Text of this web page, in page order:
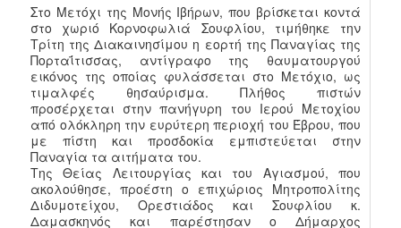
Στο Μετόχι της Μονής Ιβήρων, που βρίσκεται κοντά
στο χωριό Κορνοφωλιά Σουφλίου, τιμήθηκε την
Τρίτη της Διακαινησίμου η εορτή της Παναγίας της
Πορταΐτισσας, αντίγραφο της θαυματουργού
εικόνος της οποίας φυλάσσεται στο Μετόχιο, ως
τιμαλφές θησαύρισμα. Πλήθος πιστών
προσέρχεται στην πανήγυρη του Ιερού Μετοχίου
από ολόκληρη την ευρύτερη περιοχή του Έβρου, που
με πίστη και προσδοκία εμπιστεύεται στην
Παναγία τα αιτήματα του.
Της Θείας Λειτουργίας και του Αγιασμού, που
ακολούθησε, προέστη ο επιχώριος Μητροπολίτης
Διδυμοτείχου, Ορεστιάδος και Σουφλίου κ.
Δαμασκηνός και παρέστησαν ο Δήμαρχος